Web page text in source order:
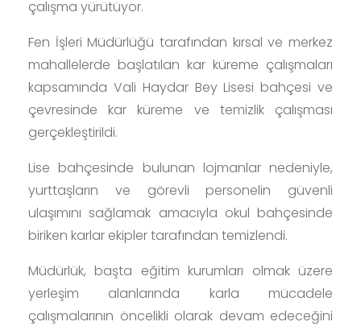
çalışma yürütüyor.
Fen İşleri Müdürlüğü tarafından kırsal ve merkez
mahallelerde başlatılan kar küreme çalışmaları
kapsamında Vali Haydar Bey Lisesi bahçesi ve
çevresinde kar küreme ve temizlik çalışması
gerçekleştirildi.
Lise bahçesinde bulunan lojmanlar nedeniyle,
yurttaşların ve görevli personelin güvenli
ulaşımını sağlamak amacıyla okul bahçesinde
biriken karlar ekipler tarafından temizlendi.
Müdürlük, başta eğitim kurumları olmak üzere
yerleşim alanlarında karla mücadele
çalışmalarının öncelikli olarak devam edeceğini